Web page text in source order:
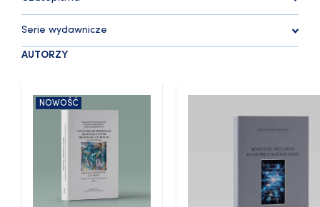
Serie wydawnicze
AUTORZY
NOWOŚĆ